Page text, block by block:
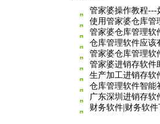
管家婆操作教程---
使用管家婆仓库管
管家婆仓库管理软
仓库管理软件应该
管家婆仓库管理软
管家婆进销存软件
生产加工进销存软
仓库管理软件智能
广东深圳进销存软
财务软件|财务软